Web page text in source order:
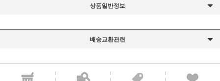
상품일반정보
배송교환관련